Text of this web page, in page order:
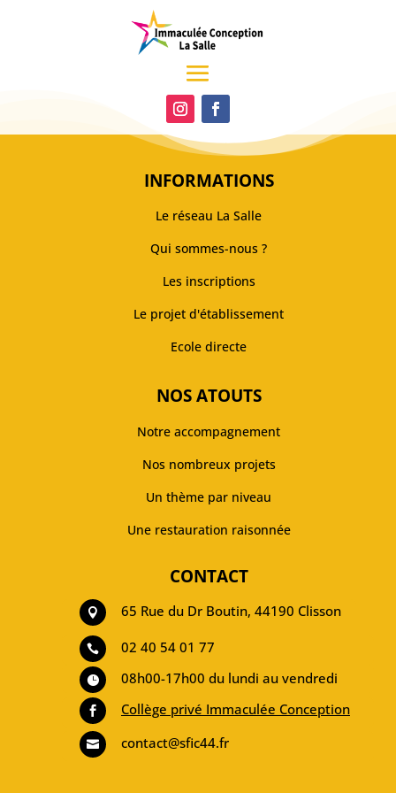
INFORMATIONS
Le réseau La Salle
Qui sommes-nous ?
Les inscriptions
Le projet d'établissement
Ecole directe
NOS ATOUTS
Notre accompagnement
Nos nombreux projets
Un thème par niveau
Une restauration raisonnée
CONTACT
 65 Rue du Dr Boutin, 44190 Clisson
 02 40 54 01 77
 08h00-17h00 du lundi au vendredi
 Collège privé Immaculée Conception
 contact@sfic44.fr